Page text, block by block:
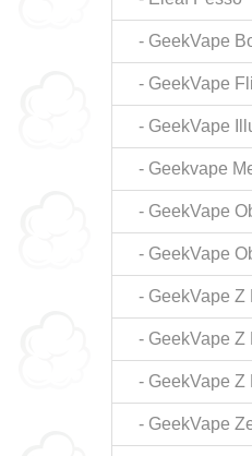
- GeekVape
- GeekVape
- GeekVape
- Geekvape
- GeekVape
- GeekVape
- GeekVape Z
- GeekVape Z
- GeekVape Z
- GeekVape